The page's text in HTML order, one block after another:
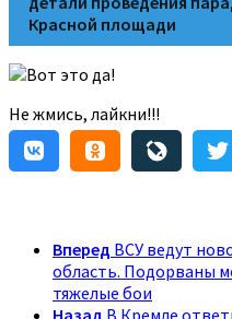
Красной площади
Вот это да!
Не жмись, лайкни!!!
Вперед ВСУ ведут
область. Подорваны
тяжелые бои